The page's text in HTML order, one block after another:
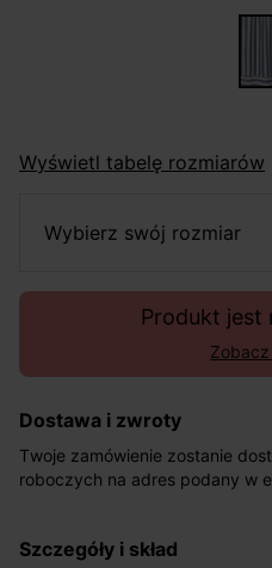
Wyświetl tabelę rozmiarów
wybierz swój rozmiar
Produkt jest
Zobacz
Dostawa i zwroty
Twoje zamówienie zostanie
roboczych na adres podany w
pośrednictwem DHL Express.
szczegóły i skład